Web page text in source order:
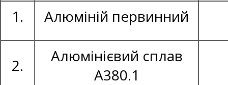
1. Алюміній первинний
2.
Алюмінієвий сплав
А380.1